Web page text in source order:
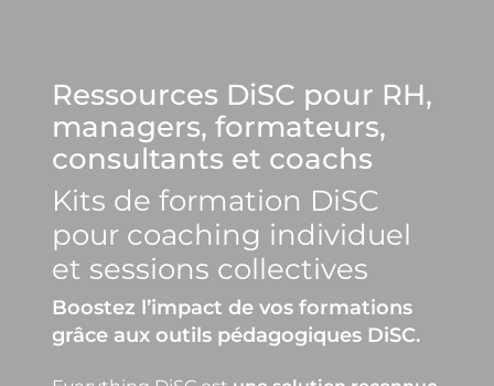
Ressources DiSC pour RH,
managers, formateurs,
consultants et coachs
Kits de formation DiSC
pour coaching individuel
et sessions collectives
Boostez l’impact de vos formations
grâce aux outils pédagogiques DiSC.